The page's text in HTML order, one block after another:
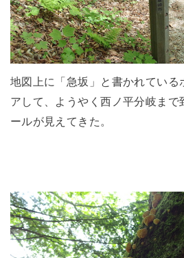
地図上に「急坂」と書かれている
アして、ようやく西ノ平分岐まで
ールが見えてきた。